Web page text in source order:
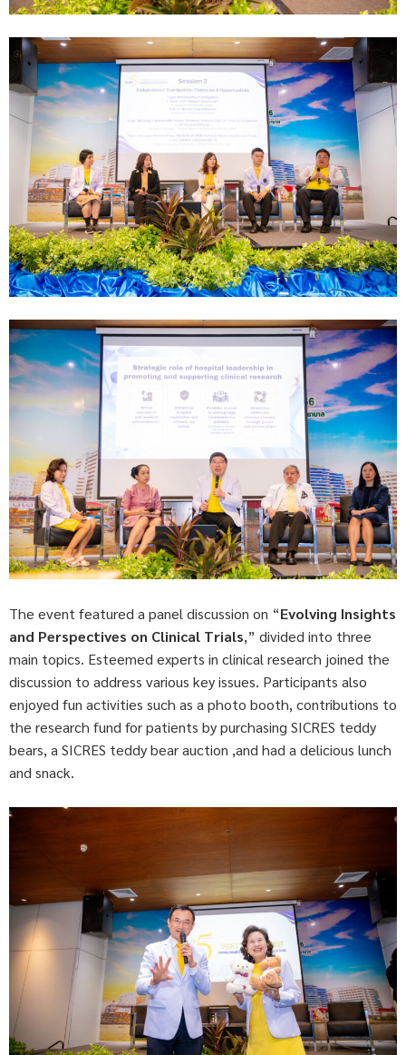
The event featured a panel discussion on “Evolving Insights
and Perspectives on Clinical Trials,” divided into three
main topics. Esteemed experts in clinical research joined the
discussion to address various key issues. Participants also
enjoyed fun activities such as a photo booth, contributions to
the research fund for patients by purchasing SICRES teddy
bears, a SICRES teddy bear auction ,and had a delicious lunch
and snack.